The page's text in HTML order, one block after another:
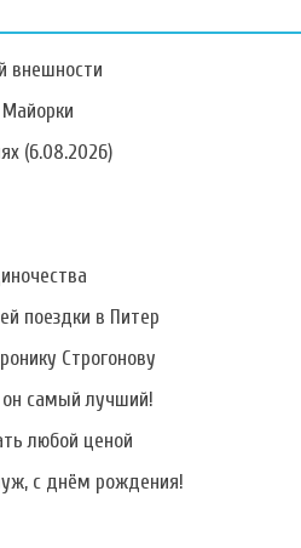
Фото Юлии
Щаулиной
внешности
(6.08.2026)
поездки в Питер
Строгонову
самый лучший!
любой ценой
с днём рождения!